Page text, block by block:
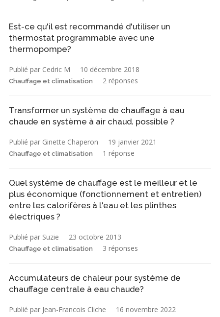
Est-ce qu'il est recommandé d'utiliser un
thermostat programmable avec une
thermopompe?
Publié par Cedric M 10 décembre 2018
Chauffage et climatisation 2 réponses
Transformer un système de chauffage à eau
chaude en système à air chaud. possible ?
Publié par Ginette Chaperon 19 janvier 2021
Chauffage et climatisation 1 réponse
Quel système de chauffage est le meilleur et le
plus économique (fonctionnement et entretien)
entre les calorifères à l'eau et les plinthes
électriques ?
Publié par Suzie 23 octobre 2013
Chauffage et climatisation 3 réponses
Accumulateurs de chaleur pour système de
chauffage centrale à eau chaude?
Publié par Jean-Francois Cliche 16 novembre 2022